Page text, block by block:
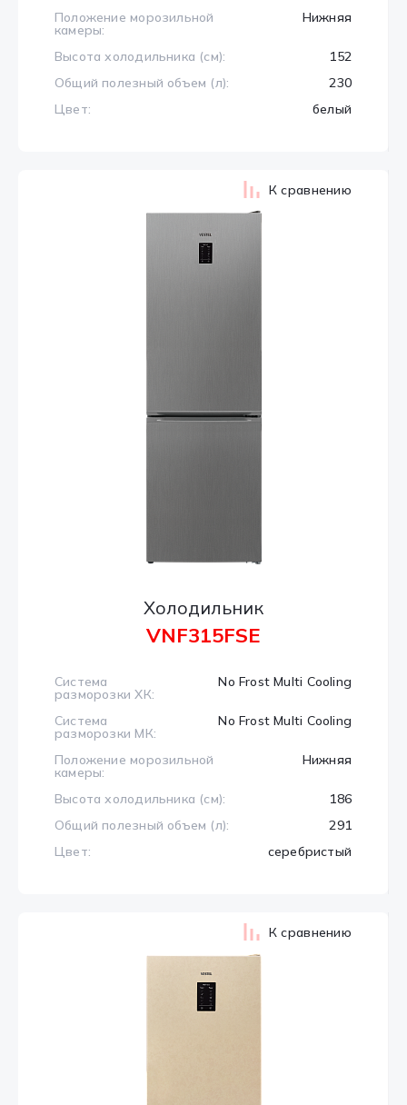
Положение морозильной
камеры:
Нижняя
Высота холодильника (см):
152
Общий полезный объем (л):
230
Цвет:
белый
Холодильник
VNF315FSE
Система
разморозки ХК:
No Frost Multi Cooling
Система
разморозки МК:
No Frost Multi Cooling
Положение морозильной
камеры:
Нижняя
Высота холодильника (см):
186
Общий полезный объем (л):
291
Цвет:
серебристый
К сравнению
К сравнению